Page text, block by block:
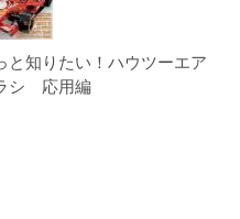
と知りたい！ハウツーエア
シ 応用編